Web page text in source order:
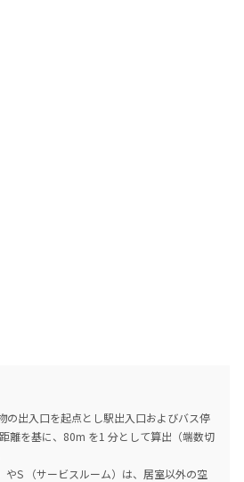
の出入口を起点とし駅出入口およびバス停
離を基に、80m を1 分として算出（端数切
やS （サービスルーム）は、居室以外の空